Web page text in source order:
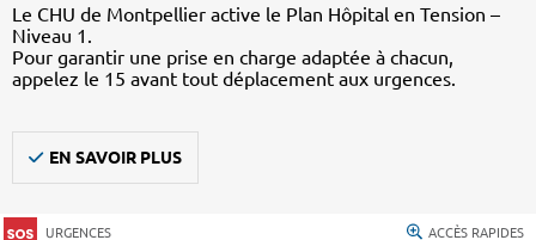
Le CHU de Montpellier active le Plan Hôpital en Tension –
Niveau 1.
Pour garantir une prise en charge adaptée à chacun,
appelez le 15 avant tout déplacement aux urgences.
EN SAVOIR PLUS
URGENCES ACCÈS RAPIDES